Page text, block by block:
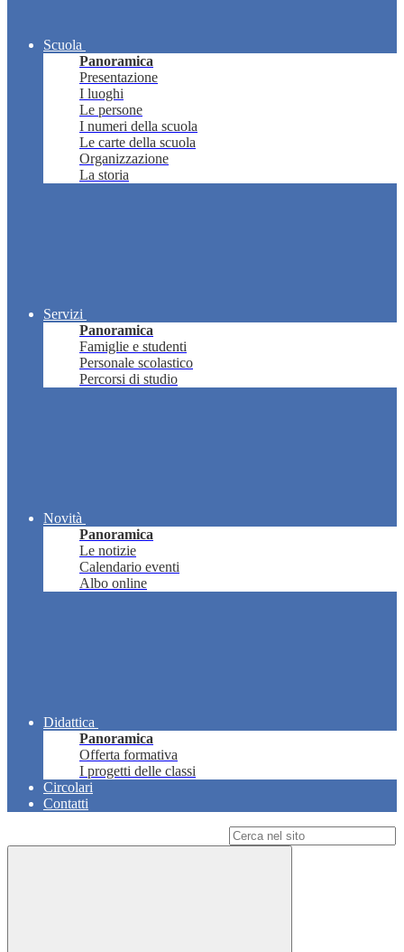
Scuola
Panoramica
Presentazione
I luoghi
Le persone
I numeri della scuola
Le carte della scuola
Organizzazione
La storia
Servizi
Panoramica
Famiglie e studenti
Personale scolastico
Percorsi di studio
Novità
Panoramica
Le notizie
Calendario eventi
Albo online
Didattica
Panoramica
Offerta formativa
I progetti delle classi
Circolari
Contatti